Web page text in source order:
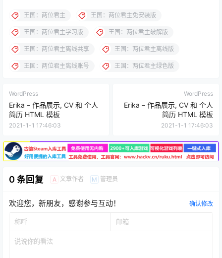
王国：两位君主 王国：两位君主免安装版
王国：两位君主学习版 王国：两位君主破解版
王国：两位君主离线共享 王国：两位君主离线版
王国：两位君主离线账号 王国：两位君主绿色版
WordPress
Erika – 作品展示, CV 和 个人
简历 HTML 模板
2021-1-1 17:46:03
WordPress
Erika – 作品展示, CV 和 个人
简历 HTML 模板
2021-1-1 17:46:03
0 条回复 A 文章作者 M 管理员
欢迎您，新朋友，感谢参与互动！ 确认修改